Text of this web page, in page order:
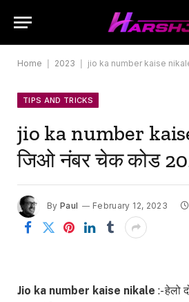
Home 2023 jio ka number kaise
TIPS AND TRICKS
jio ka number
जिओ नंबर चेक कोड
By Paul February 12, 2023
Jio ka number kaise nikale :- हेलो